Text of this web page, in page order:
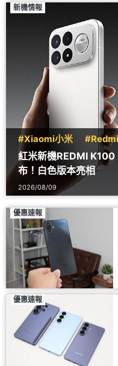
新機情報
#Xiaomi小米
紅米新機REDMI
布！白色版本亮相
2026/08/09
優惠速報
優惠速報